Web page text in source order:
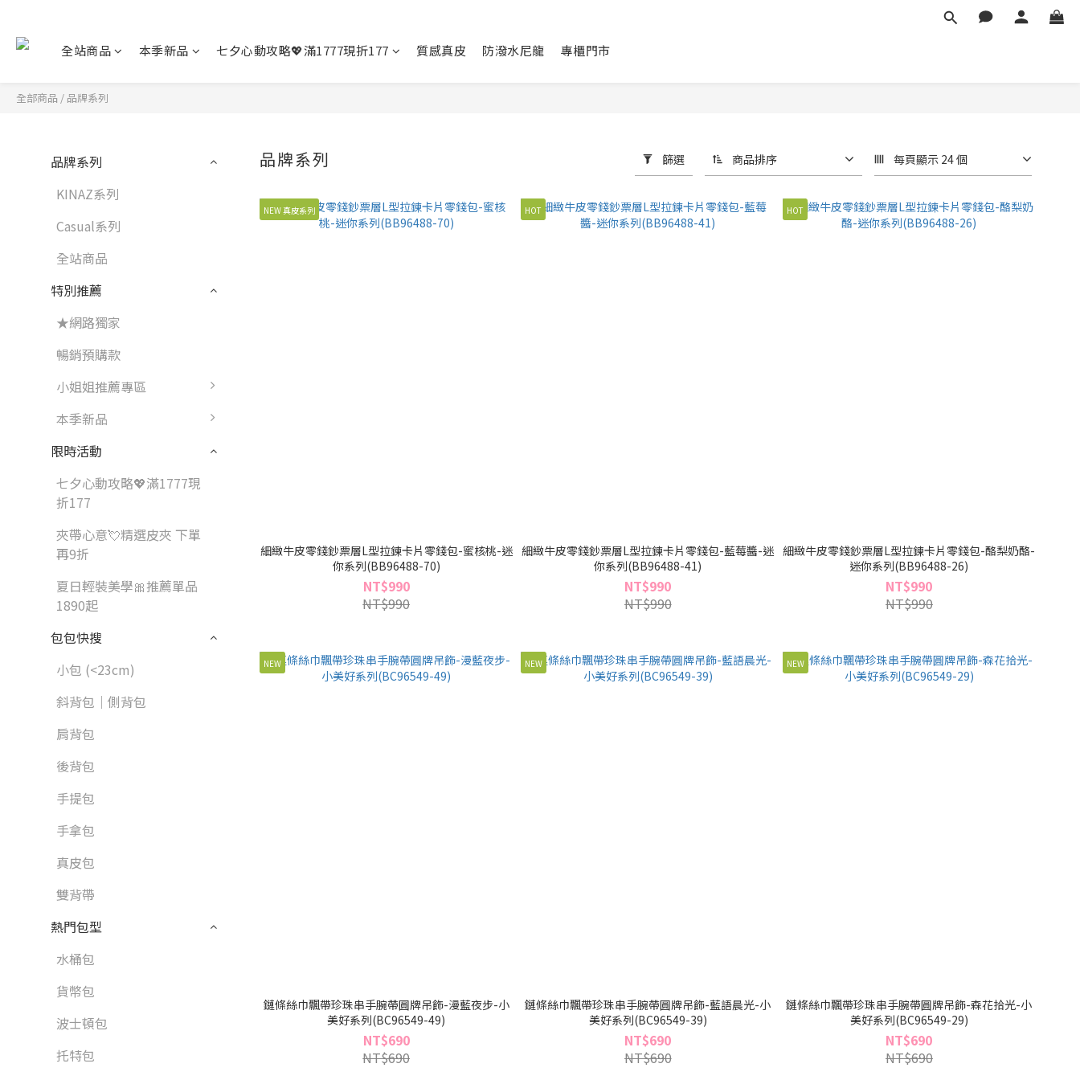
全站商品 本季新品 七夕心動攻略💖滿1777現折177 質感真皮 防潑水尼龍 專櫃門市
全部商品 / 品牌系列
品牌系列
KINAZ系列
Casual系列
全站商品
特別推薦
★網路獨家
暢銷預購款
小姐姐推薦專區
本季新品
限時活動
七夕心動攻略💖滿1777現
折177
夾帶心意💘精選皮夾 下單
再9折
夏日輕裝美學🎀推薦單品
1890起
包包快搜
小包 (<23cm)
斜背包｜側背包
肩背包
後背包
手提包
手拿包
真皮包
雙背帶
熱門包型
水桶包
貨幣包
波士頓包
托特包
品牌系列 篩選 商品排序 每頁顯示 24 個
NEW 真皮系列
細緻牛皮零錢鈔票層L型拉鍊卡片零錢包-蜜核桃-迷
你系列(BB96488-70)
NT$990
NT$990
HOT
細緻牛皮零錢鈔票層L型拉鍊卡片零錢包-藍莓醬-迷
你系列(BB96488-41)
NT$990
NT$990
HOT
細緻牛皮零錢鈔票層L型拉鍊卡片零錢包-酪梨奶酪-
迷你系列(BB96488-26)
NT$990
NT$990
NEW
鏈條絲巾飄帶珍珠串手腕帶圓牌吊飾-漫藍夜步-小
美好系列(BC96549-49)
NT$690
NT$690
NEW
鏈條絲巾飄帶珍珠串手腕帶圓牌吊飾-藍語晨光-小
美好系列(BC96549-39)
NT$690
NT$690
NEW
鏈條絲巾飄帶珍珠串手腕帶圓牌吊飾-森花拾光-小
美好系列(BC96549-29)
NT$690
NT$690